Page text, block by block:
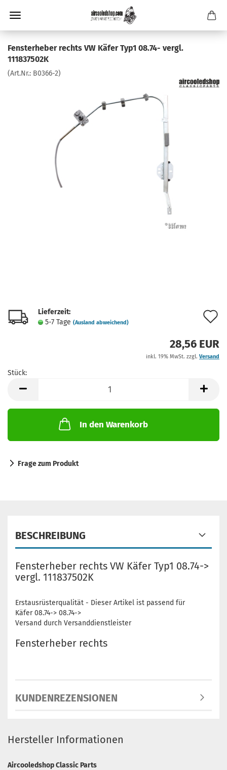
Fensterheber rechts VW Käfer Typ1 08.74- vergl.
111837502K
(Art.Nr.: B0366-2)
Lieferzeit:
5-7 Tage (Ausland abweichend)
28,56 EUR
inkl. 19% MwSt. zzgl. Versand
Stück:
In den Warenkorb
Frage zum Produkt
BESCHREIBUNG
Fensterheber rechts VW Käfer Typ1 08.74->
vergl. 111837502K
Erstausrüsterqualität - Dieser Artikel ist passend für
Käfer 08.74-> 08.74->
Versand durch Versanddienstleister
Fensterheber rechts
KUNDENREZENSIONEN
Hersteller Informationen
Aircooledshop Classic Parts